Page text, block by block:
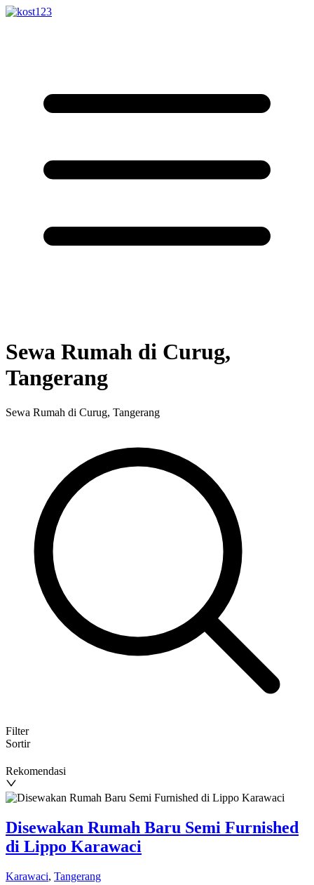
Sewa Rumah di Curug,
Tangerang
Sewa Rumah di Curug, Tangerang
Filter
Sortir
Rekomendasi
Disewakan Rumah Baru Semi Furnished
di Lippo Karawaci
Karawaci, Tangerang